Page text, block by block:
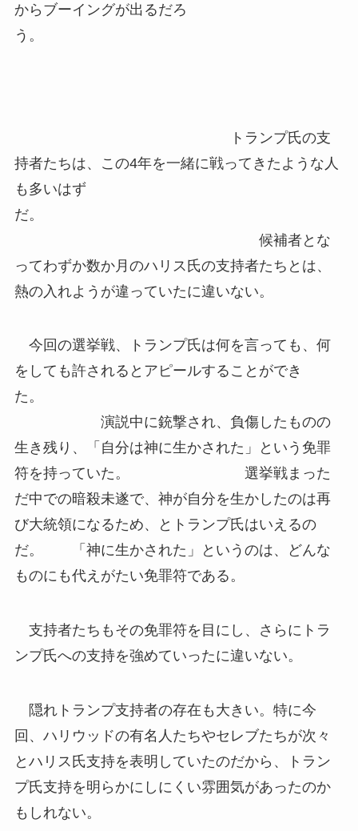
からブーイングが出るだろ
う。
トランプ氏の支
持者たちは、この4年を一緒に戦ってきたような人
も多いはず
だ。
候補者とな
ってわずか数か月のハリス氏の支持者たちとは、
熱の入れようが違っていたに違いない。
今回の選挙戦、トランプ氏は何を言っても、何
をしても許されるとアピールすることができ
た。
演説中に銃撃され、負傷したものの
生き残り、「自分は神に生かされた」という免罪
符を持っていた。 選挙戦まった
だ中での暗殺未遂で、神が自分を生かしたのは再
び大統領になるため、とトランプ氏はいえるの
だ。 「神に生かされた」というのは、どんな
ものにも代えがたい免罪符である。
支持者たちもその免罪符を目にし、さらにトラ
ンプ氏への支持を強めていったに違いない。
隠れトランプ支持者の存在も大きい。特に今
回、ハリウッドの有名人たちやセレブたちが次々
とハリス氏支持を表明していたのだから、トラン
プ氏支持を明らかにしにくい雰囲気があったのか
もしれない。